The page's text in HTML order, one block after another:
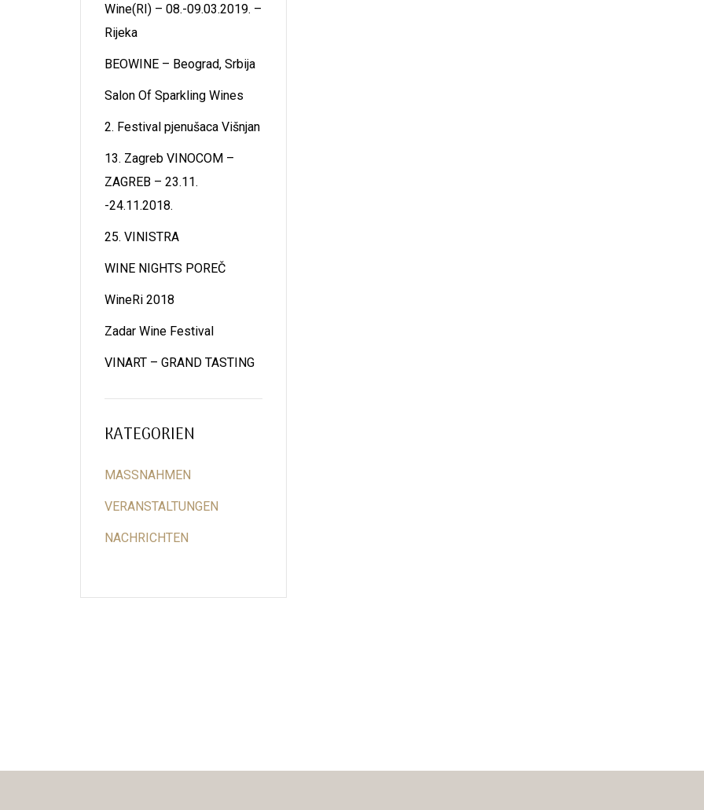
Wine(RI) – 08.-09.03.2019. –
Rijeka
BEOWINE – Beograd, Srbija
Salon Of Sparkling Wines
2. Festival pjenušaca Višnjan
13. Zagreb VINOCOM –
ZAGREB – 23.11.
-24.11.2018.
25. VINISTRA
WINE NIGHTS POREČ
WineRi 2018
Zadar Wine Festival
VINART – GRAND TASTING
KATEGORIEN
MASSNAHMEN
VERANSTALTUNGEN
NACHRICHTEN